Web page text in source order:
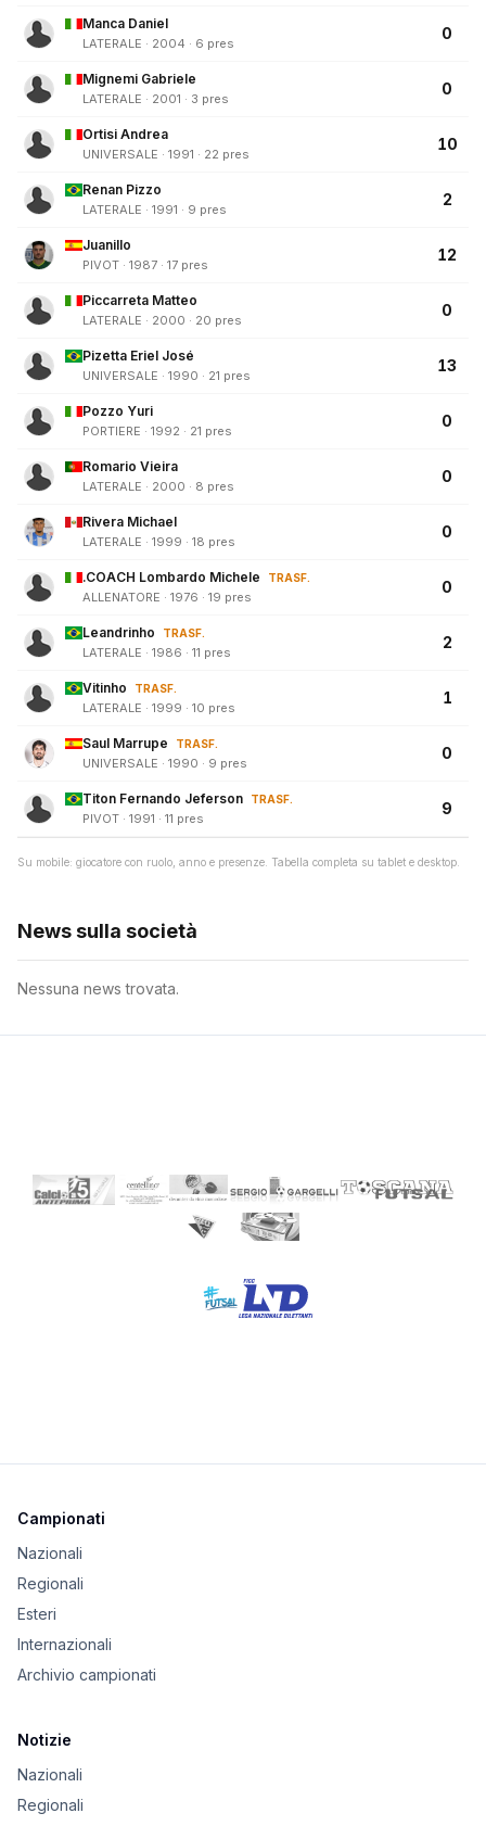
Manca Daniel
LATERALE · 2004 · 6 pres
0
Mignemi Gabriele
LATERALE · 2001 · 3 pres
0
Ortisi Andrea
UNIVERSALE · 1991 · 22 pres
10
Renan Pizzo
LATERALE · 1991 · 9 pres
2
Juanillo
PIVOT · 1987 · 17 pres
12
Piccarreta Matteo
LATERALE · 2000 · 20 pres
0
Pizetta Eriel José
UNIVERSALE · 1990 · 21 pres
13
Pozzo Yuri
PORTIERE · 1992 · 21 pres
0
Romario Vieira
LATERALE · 2000 · 8 pres
0
Rivera Michael
LATERALE · 1999 · 18 pres
0
.COACH Lombardo Michele TRASF.
ALLENATORE · 1976 · 19 pres
0
Leandrinho TRASF.
LATERALE · 1986 · 11 pres
2
Vitinho TRASF.
LATERALE · 1999 · 10 pres
1
Saul Marrupe TRASF.
UNIVERSALE · 1990 · 9 pres
0
Titon Fernando Jeferson TRASF.
PIVOT · 1991 · 11 pres
9
Su mobile: giocatore con ruolo, anno e presenze. Tabella completa su tablet e desktop.
News sulla società
Nessuna news trovata.
Campionati
Nazionali
Regionali
Esteri
Internazionali
Archivio campionati
Notizie
Nazionali
Regionali